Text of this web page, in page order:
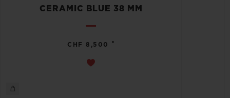
CERAMIC BLUE 38 MM
CHF 8,500 •